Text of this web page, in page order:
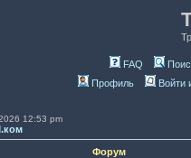
FAQ
Профиль
Войти
12:53 pm
Форум